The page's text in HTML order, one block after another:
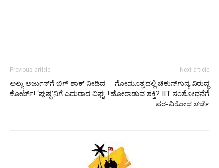
Previous article
ಅಲ್ಲು ಅರ್ಜುನ್‌ಗೆ ಬಿಗ್ ಶಾಕ್ ನೀಡಿದ
ಕೋರ್ಟ್! ‘ಪುಷ್ಪ’ನಿಗೆ ಎದುರಾದ ವಿಘ್ನ..!
Next article
ಗೋಮೂತ್ರದಲ್ಲಿ ಚಿಕುನ್‌ಗುನ್ಯ ವಿರುದ್ಧ
ಹೋರಾಡುವ ಶಕ್ತಿ? IIT ಸಂಶೋಧನೆಗೆ
ಪರ-ವಿರೋಧ ಚರ್ಚೆ